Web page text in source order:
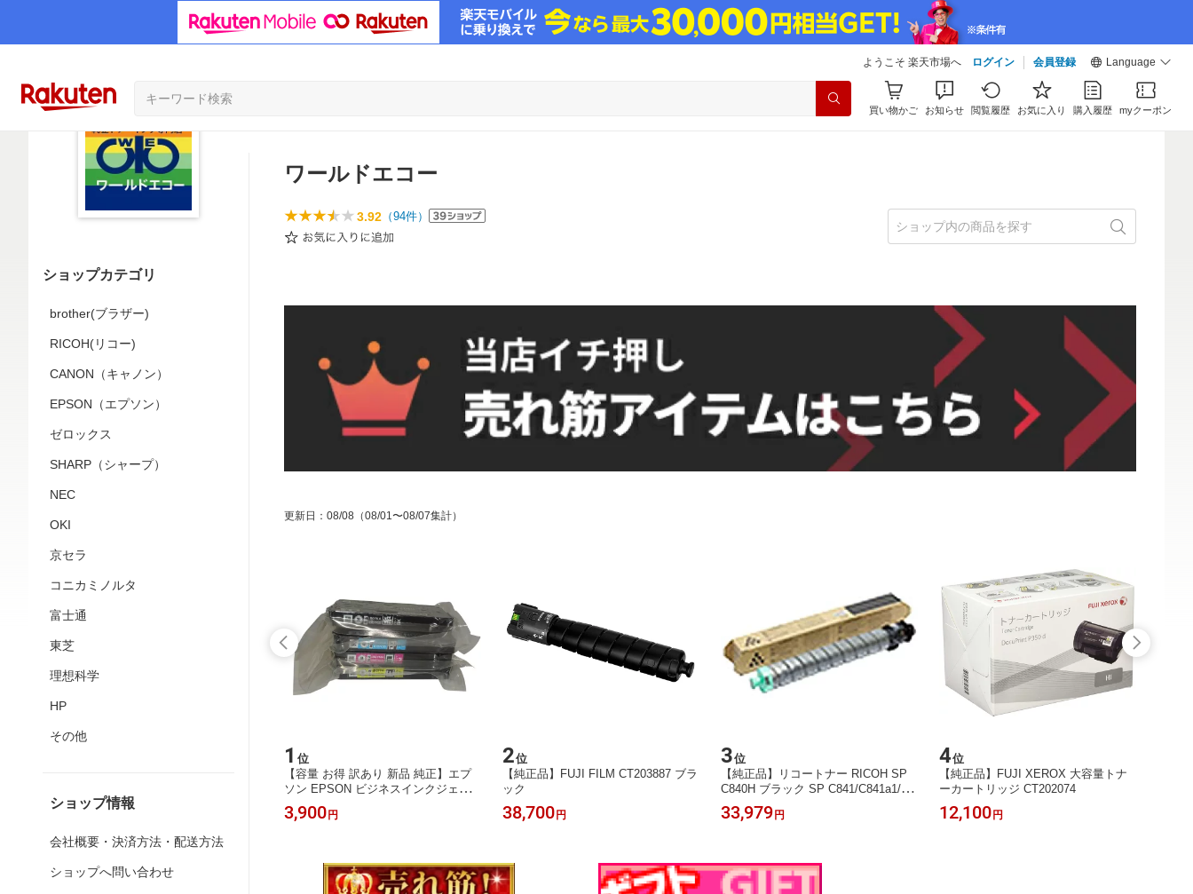
ようこそ 楽天市場へ ログイン 会員登録 Language
買い物かご お知らせ 閲覧履歴 お気に入り 購入履歴 myクーポン
ショップカテゴリ
brother(ブラザー)
RICOH(リコー)
CANON（キャノン）
EPSON（エプソン）
ゼロックス
SHARP（シャープ）
NEC
OKI
京セラ
コニカミノルタ
富士通
東芝
理想科学
HP
その他
ショップ情報
会社概要・決済方法・配送方法
ショップへ問い合わせ
ワールドエコー
3.92 （94件）
更新日 ： 08/08 （08/01〜08/07集計）
12,900
1 位
【容量 お得 訳あり 新品 純正】エプ
ソン EPSON ビジネスインクジェッ
ト用 インクカートリッジ IB07CL4A
3,900 円
2位
【純正品】FUJI FILM CT203887 ブラ
ック
38,700 円
3位
【純正品】リコートナー RICOH SP
C840H ブラック SP C841/C841a1/C8
40/C840a1
33,979 円
4位
【純正品】FUJI XEROX 大容量トナ
ーカートリッジ CT202074
12,100 円